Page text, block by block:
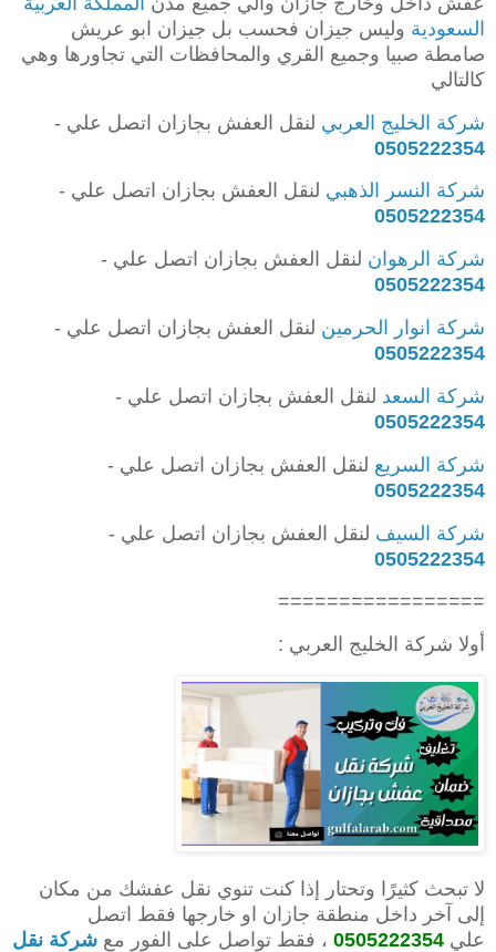
السعودية وليس جيزان فحسب بل جيزان ابو عريش
صامطة صبيا وجميع القري والمحافظات التي تجاورها وهي
كالتالي
شركة الخليج العربي لنقل العفش بجازان اتصل علي -
0505222354
شركة النسر الذهبي لنقل العفش بجازان اتصل علي -
0505222354
شركة الرهوان لنقل العفش بجازان اتصل علي -
0505222354
شركة انوار الحرمين لنقل العفش بجازان اتصل علي -
0505222354
شركة السعد لنقل العفش بجازان اتصل علي -
0505222354
شركة السريع لنقل العفش بجازان اتصل علي -
0505222354
شركة السيف لنقل العفش بجازان اتصل علي -
0505222354
=================
أولا شركة الخليج العربي :
لا تبحث كثيرًا وتحتار إذا كنت تنوي نقل عفشك من مكان
إلى آخر داخل منطقة جازان او خارجها فقط اتصل
علي 0505222354 ، فقط تواصل على الفور مع شركة نقل